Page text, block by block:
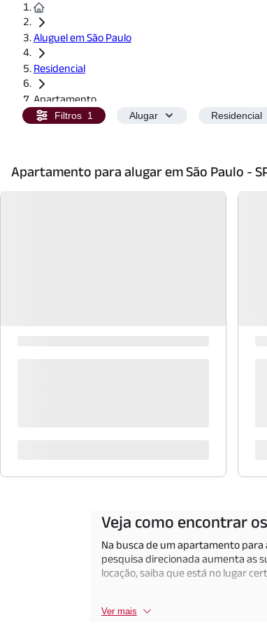
Aluguel em São Paulo
Residencial
Apartamento
Filtros 1 Alugar Residencial
Apartamento para alugar em São Paulo -
Veja como encontrar
Na busca de um apartamento
pesquisa direcionada aumenta as
locação, saiba que está no lugar
Paulo, tornando ainda mais fácil
Ver mais